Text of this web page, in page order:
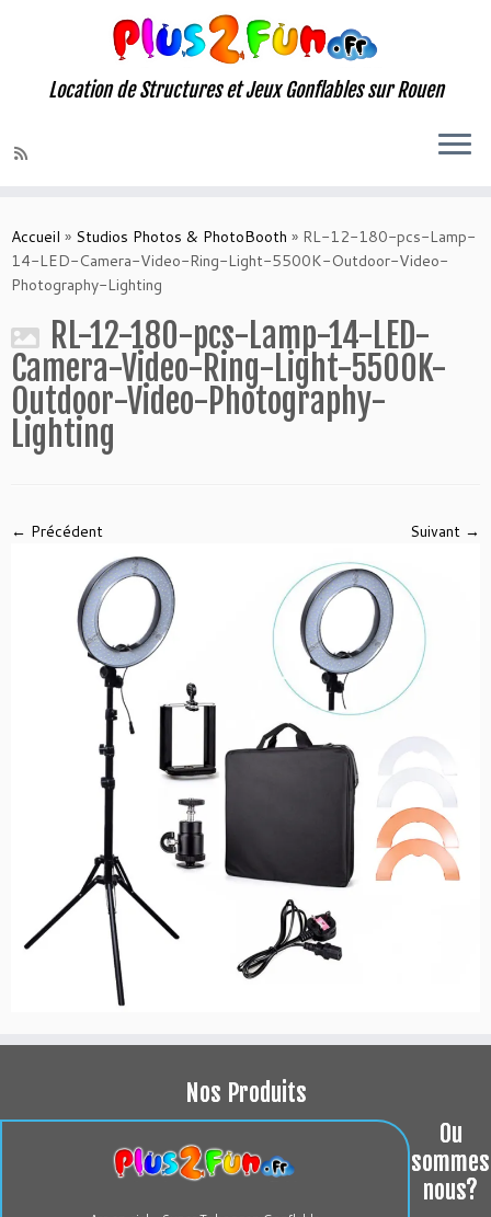
to
content
Location de Structures et Jeux Gonflables sur Rouen
Accueil » Studios Photos & PhotoBooth » RL-12-180-pcs-Lamp-
14-LED-Camera-Video-Ring-Light-5500K-Outdoor-Video-
Photography-Lighting
RL-12-180-pcs-Lamp-14-LED-
Camera-Video-Ring-Light-5500K-
Outdoor-Video-Photography-
Lighting
← Précédent Suivant →
Nos Produits
Ou
sommes
nous?